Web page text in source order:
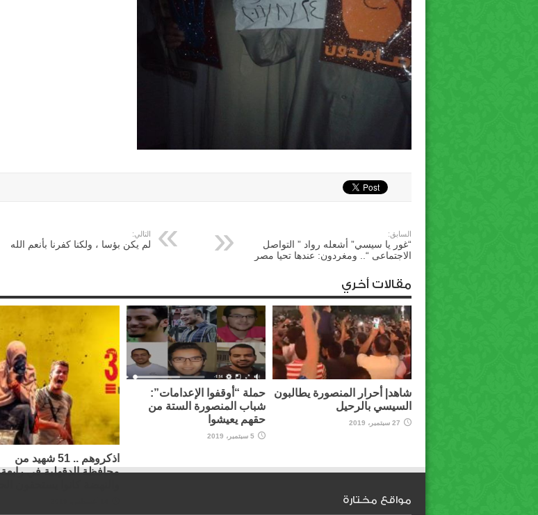
السابق:
“غور يا سيسي” أشعله رواد ” التواصل
الاجتماعى “.. ومغردون: عندها تحيا مصر
التالي:
لم يكن بؤسا ، ولكنا كفرنا بأنعم الله
مقالات أخري
شاهد| أحرار المنصورة يطالبون
السيسي بالرحيل
27 سبتمبر، 2019
حملة “أوقفوا الإعدامات”:
شباب المنصورة الستة من
حقهم يعيشوا
5 سبتمبر، 2019
اذكروهم .. 51 شهيد من
محافظة الدقهلية في رابعة
مواقع مختارة